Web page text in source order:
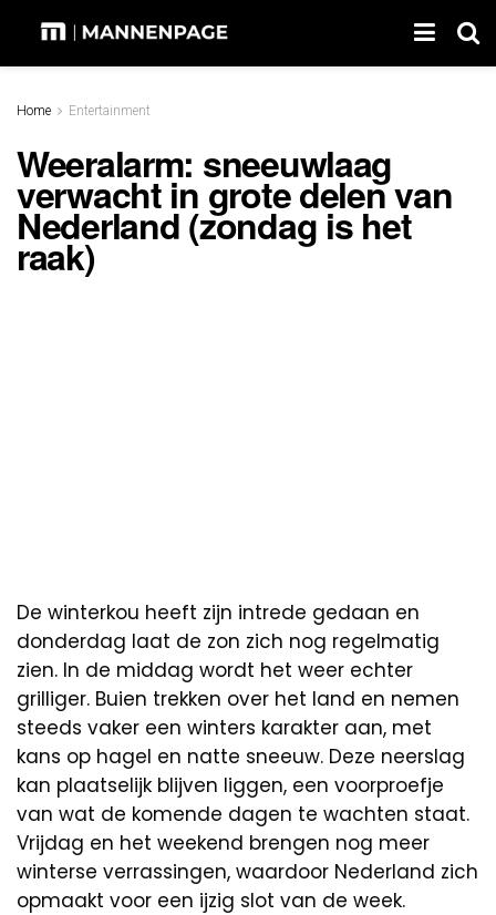
Home Entertainment
Weeralarm: sneeuwlaag
verwacht in grote delen van
Nederland (zondag is het
raak)
De winterkou heeft zijn intrede gedaan en
donderdag laat de zon zich nog regelmatig
zien. In de middag wordt het weer echter
grilliger. Buien trekken over het land en nemen
steeds vaker een winters karakter aan, met
kans op hagel en natte sneeuw. Deze neerslag
kan plaatselijk blijven liggen, een voorproefje
van wat de komende dagen te wachten staat.
Vrijdag en het weekend brengen nog meer
winterse verrassingen, waardoor Nederland zich
opmaakt voor een ijzig slot van de week.